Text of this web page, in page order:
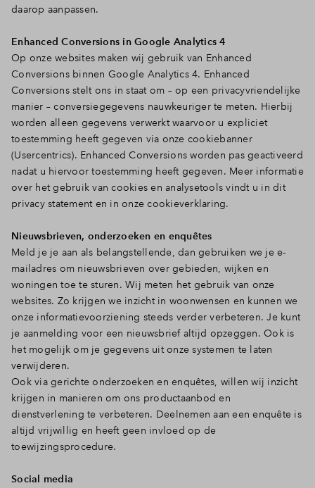
daarop aanpassen.
Enhanced Conversions in Google Analytics 4
Op onze websites maken wij gebruik van Enhanced
Conversions binnen Google Analytics 4. Enhanced
Conversions stelt ons in staat om – op een privacyvriendelijke
manier – conversiegegevens nauwkeuriger te meten. Hierbij
worden alleen gegevens verwerkt waarvoor u expliciet
toestemming heeft gegeven via onze cookiebanner
(Usercentrics). Enhanced Conversions worden pas geactiveerd
nadat u hiervoor toestemming heeft gegeven. Meer informatie
over het gebruik van cookies en analysetools vindt u in dit
privacy statement en in onze cookieverklaring.
Nieuwsbrieven, onderzoeken en enquêtes
Meld je je aan als belangstellende, dan gebruiken we je e-
mailadres om nieuwsbrieven over gebieden, wijken en
woningen toe te sturen. Wij meten het gebruik van onze
websites. Zo krijgen we inzicht in woonwensen en kunnen we
onze informatievoorziening steeds verder verbeteren. Je kunt
je aanmelding voor een nieuwsbrief altijd opzeggen. Ook is
het mogelijk om je gegevens uit onze systemen te laten
verwijderen.
Ook via gerichte onderzoeken en enquêtes, willen wij inzicht
krijgen in manieren om ons productaanbod en
dienstverlening te verbeteren. Deelnemen aan een enquête is
altijd vrijwillig en heeft geen invloed op de
toewijzingsprocedure.
Social media